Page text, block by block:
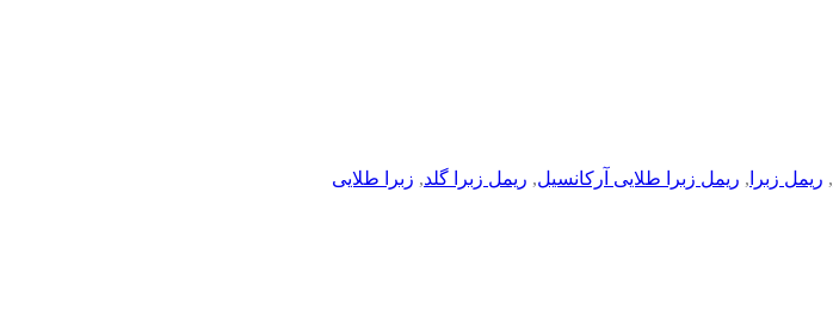
, ریمل زبرا , ریمل زبرا طلایی آرکانسیل, ریمل زبرا گلد, زبرا طلایی